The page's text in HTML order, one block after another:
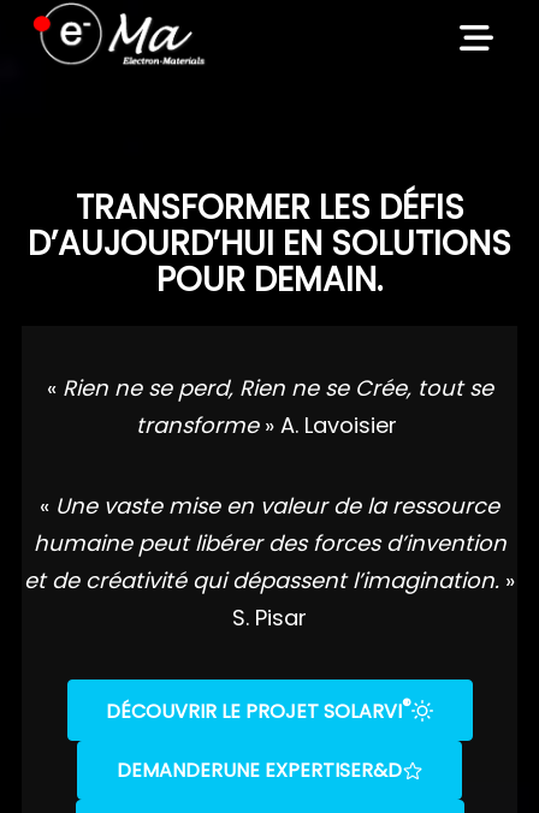
Skip
TRANSFORMER LES DÉFIS
D’AUJOURD’HUI EN SOLUTIONS
POUR DEMAIN.
« Rien ne se perd, Rien ne se Crée, tout se
transforme » A. Lavoisier
« Une vaste mise en valeur de la ressource
humaine peut libérer des forces d’invention
et de créativité qui dépassent l’imagination. »
S. Pisar
DÉCOUVRIR LE PROJET SOLARVI®
DEMANDERUNE EXPERTISER&D